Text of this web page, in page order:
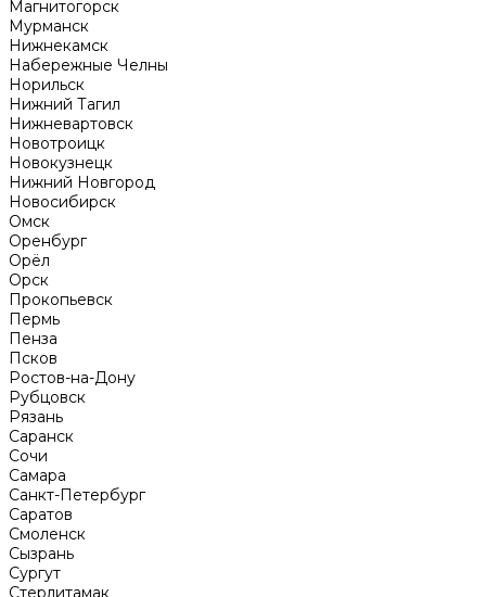
Магнитогорск
Мурманск
Нижнекамск
Набережные Челны
Норильск
Нижний Тагил
Нижневартовск
Новотроицк
Новокузнецк
Нижний Новгород
Новосибирск
Омск
Оренбург
Орёл
Орск
Прокопьевск
Пермь
Пенза
Псков
Ростов-на-Дону
Рубцовск
Рязань
Саранск
Сочи
Самара
Санкт-Петербург
Саратов
Смоленск
Сызрань
Сургут
Стерлитамак